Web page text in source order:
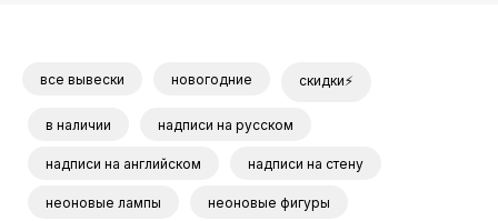
все вывески новогодние скидки⚡
в наличии надписи на русском
надписи на английском надписи на стену
неоновые лампы неоновые фигуры